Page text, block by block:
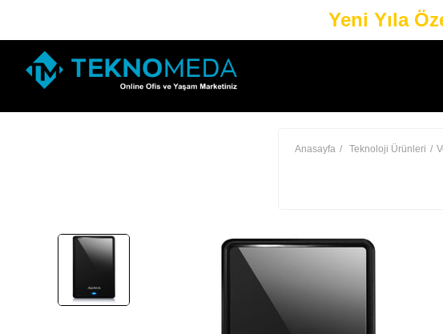
Yeni Yıla
Anasayfa Teknoloji Ürünleri